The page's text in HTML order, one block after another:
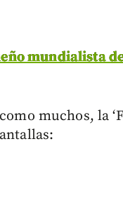
mundialista
muchos, la